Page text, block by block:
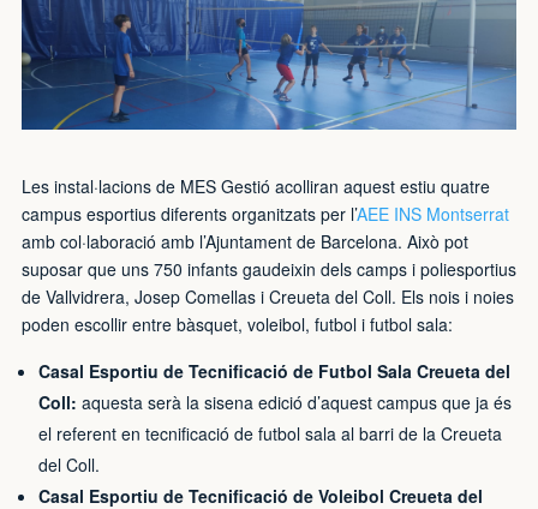
Les instal·lacions de MES Gestió acolliran aquest estiu quatre
campus esportius diferents organitzats per l’AEE INS Montserrat
amb col·laboració amb l’Ajuntament de Barcelona. Això pot
suposar que uns 750 infants gaudeixin dels camps i poliesportius
de Vallvidrera, Josep Comellas i Creueta del Coll. Els nois i noies
poden escollir entre bàsquet, voleibol, futbol i futbol sala:
Casal Esportiu de Tecnificació de Futbol Sala Creueta del
Coll: aquesta serà la sisena edició d’aquest campus que ja és
el referent en tecnificació de futbol sala al barri de la Creueta
del Coll.
Casal Esportiu de Tecnificació de Voleibol Creueta del